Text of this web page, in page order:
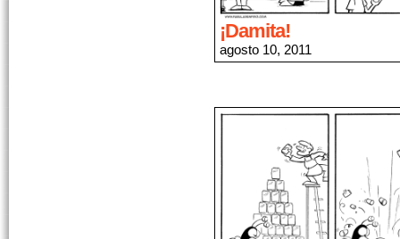
¡Damita!
agosto 10, 2011